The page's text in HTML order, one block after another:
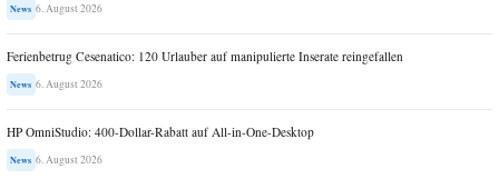
News 6. August 2026
Ferienbetrug Cesenatico: 120 Urlauber auf manipulierte Inserate reingefallen
News 6. August 2026
HP OmniStudio: 400-Dollar-Rabatt auf All-in-One-Desktop
News 6. August 2026